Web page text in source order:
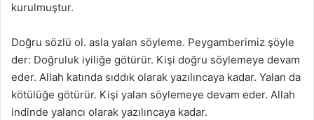
kurulmuştur.
Doğru sözlü ol. asla yalan söyleme. Peygamberimiz şöyle
der: Doğruluk iyiliğe götürür. Kişi doğru söylemeye devam
eder. Allah katında sıddık olarak yazılıncaya kadar. Yalan da
kötülüğe götürür. Kişi yalan söylemeye devam eder. Allah
indinde yalancı olarak yazılıncaya kadar.